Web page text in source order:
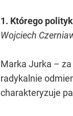
1. Którego
Wojciech
Marka Jurka –
radykalnie
charakteryzuje